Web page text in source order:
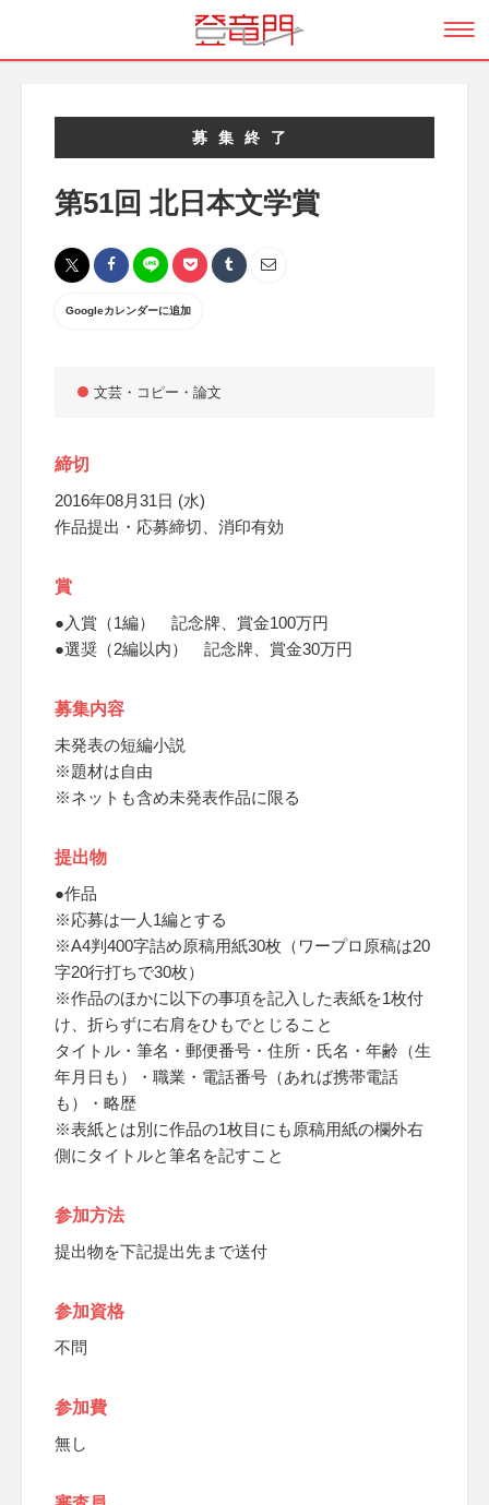
募集終了
第51回 北日本文学賞
Googleカレンダーに追加
文芸・コピー・論文
締切
2016年08月31日 (水)
作品提出・応募締切、消印有効
賞
●入賞（1編） 記念牌、賞金100万円
●選奨（2編以内） 記念牌、賞金30万円
募集内容
未発表の短編小説
※題材は自由
※ネットも含め未発表作品に限る
提出物
●作品
※応募は一人1編とする
※A4判400字詰め原稿用紙30枚（ワープロ原稿は20
字20行打ちで30枚）
※作品のほかに以下の事項を記入した表紙を1枚付
け、折らずに右肩をひもでとじること
タイトル・筆名・郵便番号・住所・氏名・年齢（生
年月日も）・職業・電話番号（あれば携帯電話
も）・略歴
※表紙とは別に作品の1枚目にも原稿用紙の欄外右
側にタイトルと筆名を記すこと
参加方法
提出物を下記提出先まで送付
参加資格
不問
参加費
無し